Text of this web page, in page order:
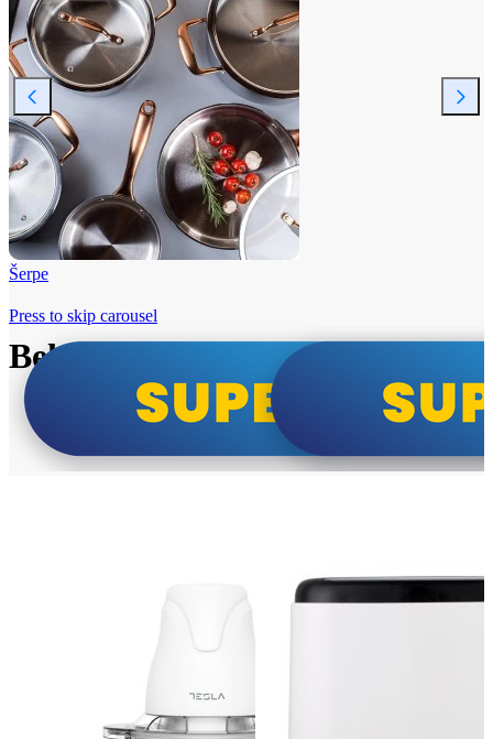
Šerpe
Beko i Tesla super cene
Press to skip carousel